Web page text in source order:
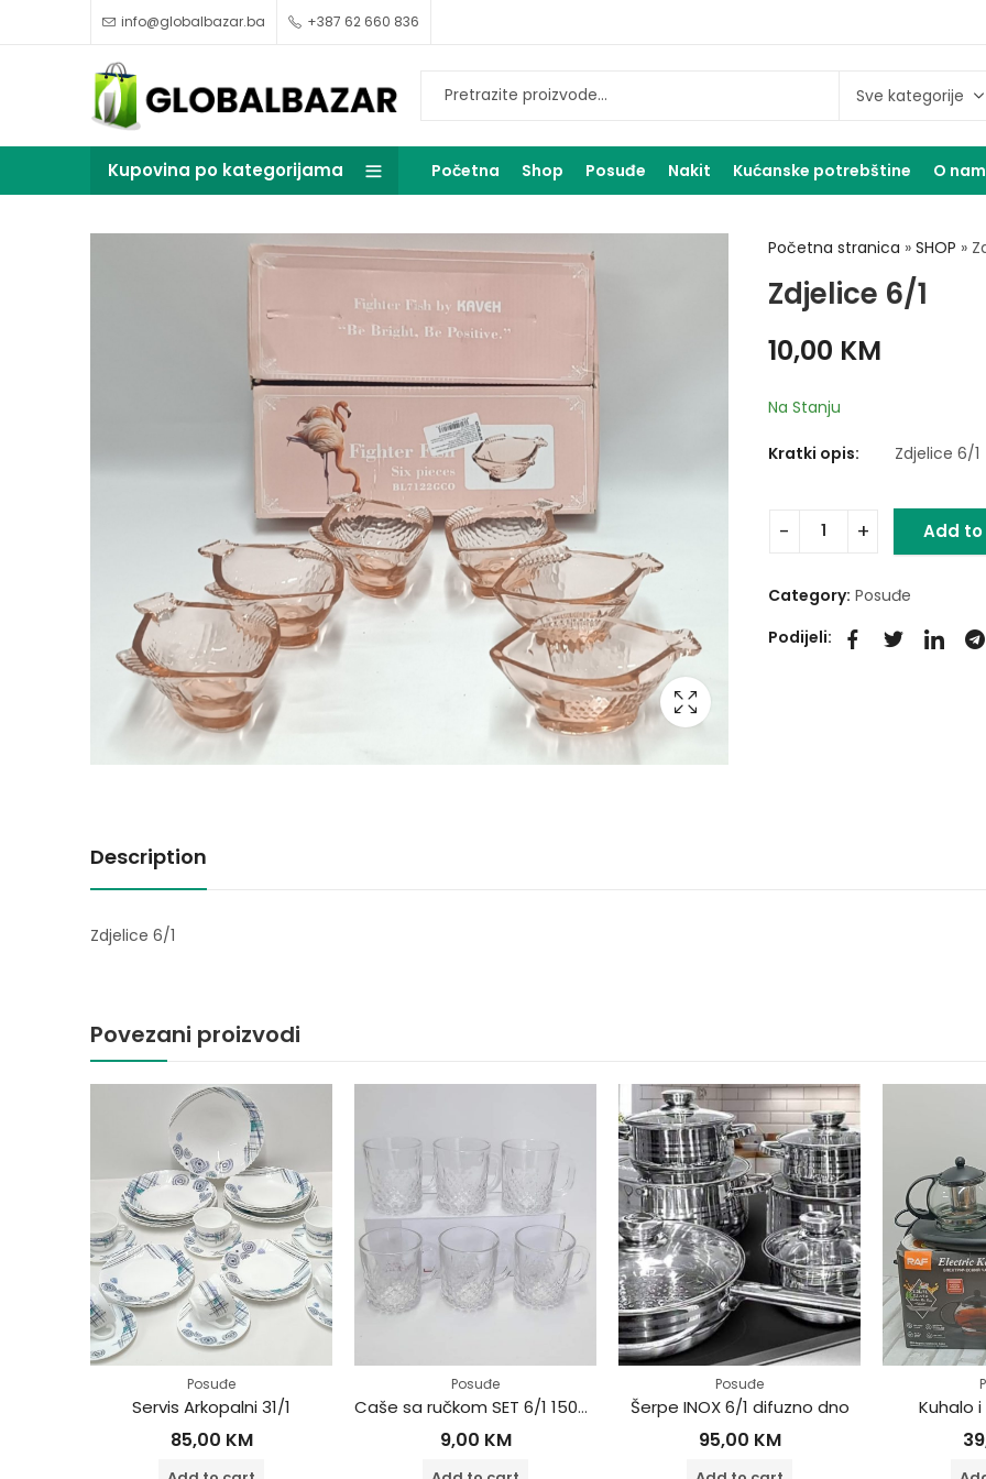
info@globalbazar.ba +387 62 660 836
Kupovina po kategorijama Početna Shop Posuđe Nakit Kućanske potrebštine O
Početna stranica » SHOP »
Zdjelice 6/1
10,00 KM
Na Stanju
Kratki opis: Zdjelice 6/1
Add
Category: Posuđe
Podijeli:
Description
Zdjelice 6/1
Povezani proizvodi
Posuđe
Servis Arkopalni 31/1
85,00 KM
Posuđe
Caše sa ručkom SET 6/1 150ml
9,00 KM
Posuđe
Šerpe INOX 6/1 difuzno dno
95,00 KM
Kuhalo